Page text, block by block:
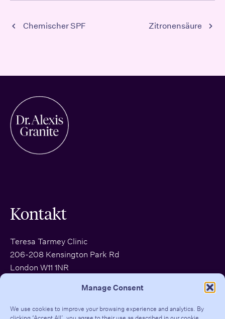
Manage Consent
We use cookies to improve your browsing experience and analytics. By
Zitronensäure
Chemischer SPF
Kontakt
Teresa Tarmey Clinic
206-208 Kensington Park Rd
London W11 1NR
clinic@dralexisgranite.com
INSTAGRAM
|